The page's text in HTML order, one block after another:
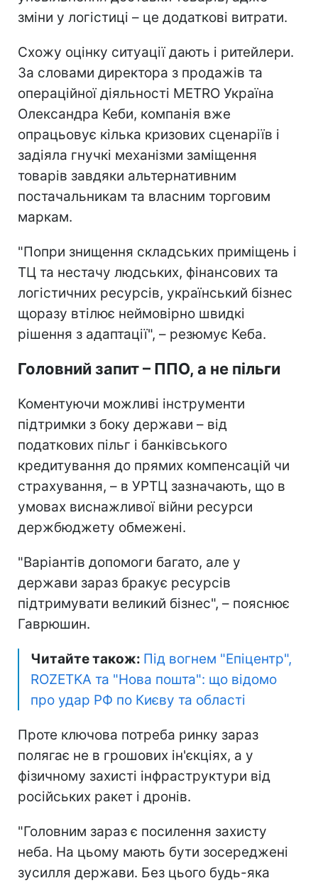
зміни у логістиці – це додаткові витрати.
Схожу оцінку ситуації дають і ритейлери.
За словами директора з продажів та
операційної діяльності METRO Україна
Олександра Кеби, компанія вже
опрацьовує кілька кризових сценаріїв і
задіяла гнучкі механізми заміщення
товарів завдяки альтернативним
постачальникам та власним торговим
маркам.
"Попри знищення складських приміщень і
ТЦ та нестачу людських, фінансових та
логістичних ресурсів, український бізнес
щоразу втілює неймовірно швидкі
рішення з адаптації", – резюмує Кеба.
Головний запит – ППО, а не пільги
Коментуючи можливі інструменти
підтримки з боку держави – від
податкових пільг і банківського
кредитування до прямих компенсацій чи
страхування, – в УРТЦ зазначають, що в
умовах виснажливої війни ресурси
держбюджету обмежені.
"Варіантів допомоги багато, але у
держави зараз бракує ресурсів
підтримувати великий бізнес", – пояснює
Гаврюшин.
Читайте також: Під вогнем "Епіцентр",
ROZETKA та "Нова пошта": що відомо
про удар РФ по Києву та області
Проте ключова потреба ринку зараз
полягає не в грошових ін'єкціях, а у
фізичному захисті інфраструктури від
російських ракет і дронів.
"Головним зараз є посилення захисту
неба. На цьому мають бути зосереджені
зусилля держави. Без цього будь-яка